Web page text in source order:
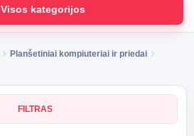
Visos kategorijos
Planšetiniai kompiuteriai ir priedai
FILTRAS